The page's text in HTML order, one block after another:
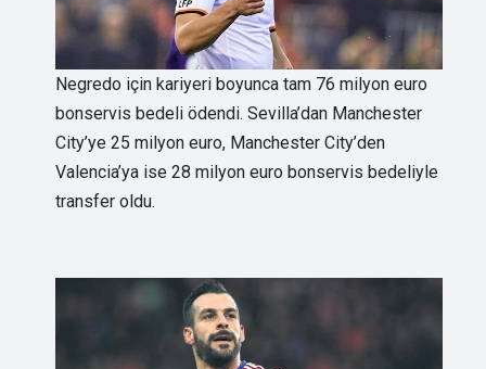
Negredo için kariyeri boyunca tam 76 milyon euro
bonservis bedeli ödendi. Sevilla’dan Manchester
City’ye 25 milyon euro, Manchester City’den
Valencia’ya ise 28 milyon euro bonservis bedeliyle
transfer oldu.